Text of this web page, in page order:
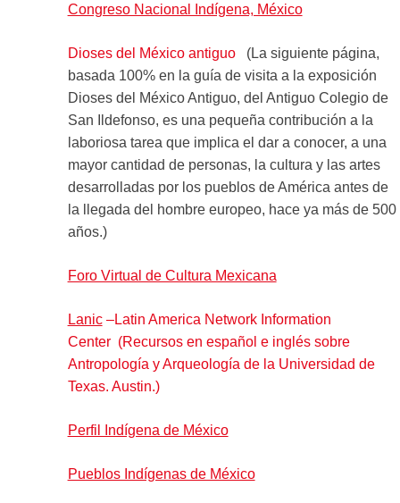
Congreso Nacional Indígena, México
Dioses del México antiguo(La siguiente página,
basada 100% en la guía de visita a la exposición
Dioses del México Antiguo, del Antiguo Colegio de
San Ildefonso, es una pequeña contribución a la
laboriosa tarea que implica el dar a conocer, a una
mayor cantidad de personas, la cultura y las artes
desarrolladas por los pueblos de América antes de
la llegada del hombre europeo, hace ya más de 500
años.)
Foro Virtual de Cultura Mexicana
Lanic–Latin America Network Information
Center (Recursos en español e inglés sobre
Antropología y Arqueología de la Universidad de
Texas. Austin.)
Perfil Indígena de México
Pueblos Indígenas de México